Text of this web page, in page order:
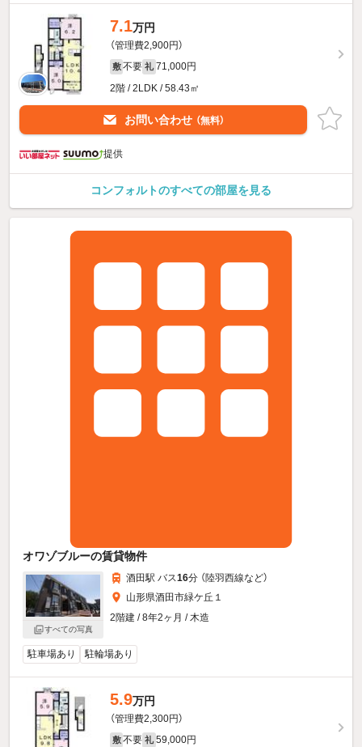
7.1万円
（管理費2,900円）
敷 不要 礼 71,000円
2階 / 2LDK / 58.43㎡
お問い合わせ （無料）
提供
コンフォルトのすべての部屋を見る
オワゾブルーの賃貸物件
すべての写真
酒田駅 バス16分 （陸羽西線など）
山形県酒田市緑ケ丘１
2階建 / 8年2ヶ月 / 木造
駐車場あり 駐輪場あり
5.9万円
（管理費2,300円）
敷 不要 礼 59,000円